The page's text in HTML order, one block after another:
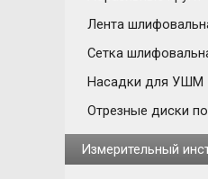
Лента
Сетка
Насадки для УШМ
Отрезные диски
Измерительный